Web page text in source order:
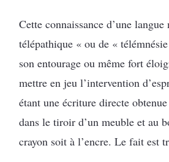
Cette connaissance d’une
télépathique « ou de «
son entourage ou même fort
mettre en jeu l’intervention
étant une écriture directe
dans le tiroir d’un meuble et au
crayon soit à l’encre. Le fait est